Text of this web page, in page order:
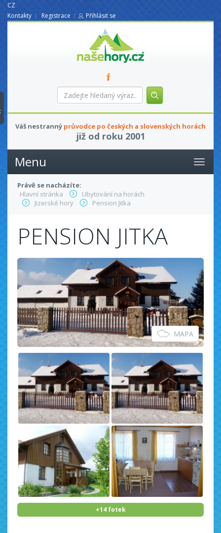
CZ
Kontakty
Registrace Přihlásit se
nasehory.cz
Zadejte
hledaný
Váš nestranný průvodce po českých a slovenských horách
již od roku 2001
Menu
Právě se nacházíte:
Hlavní stránka
Ubytování na horách
Jizerské hory
Pension Jitka
PENSION JITKA
MAPA
+14 fotek